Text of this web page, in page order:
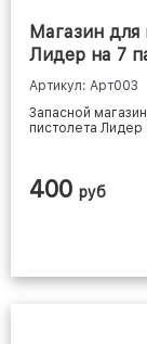
Магазин для
Лидер на 7
Артикул: Арт003
Запасной
пистолета Лидер
400 руб